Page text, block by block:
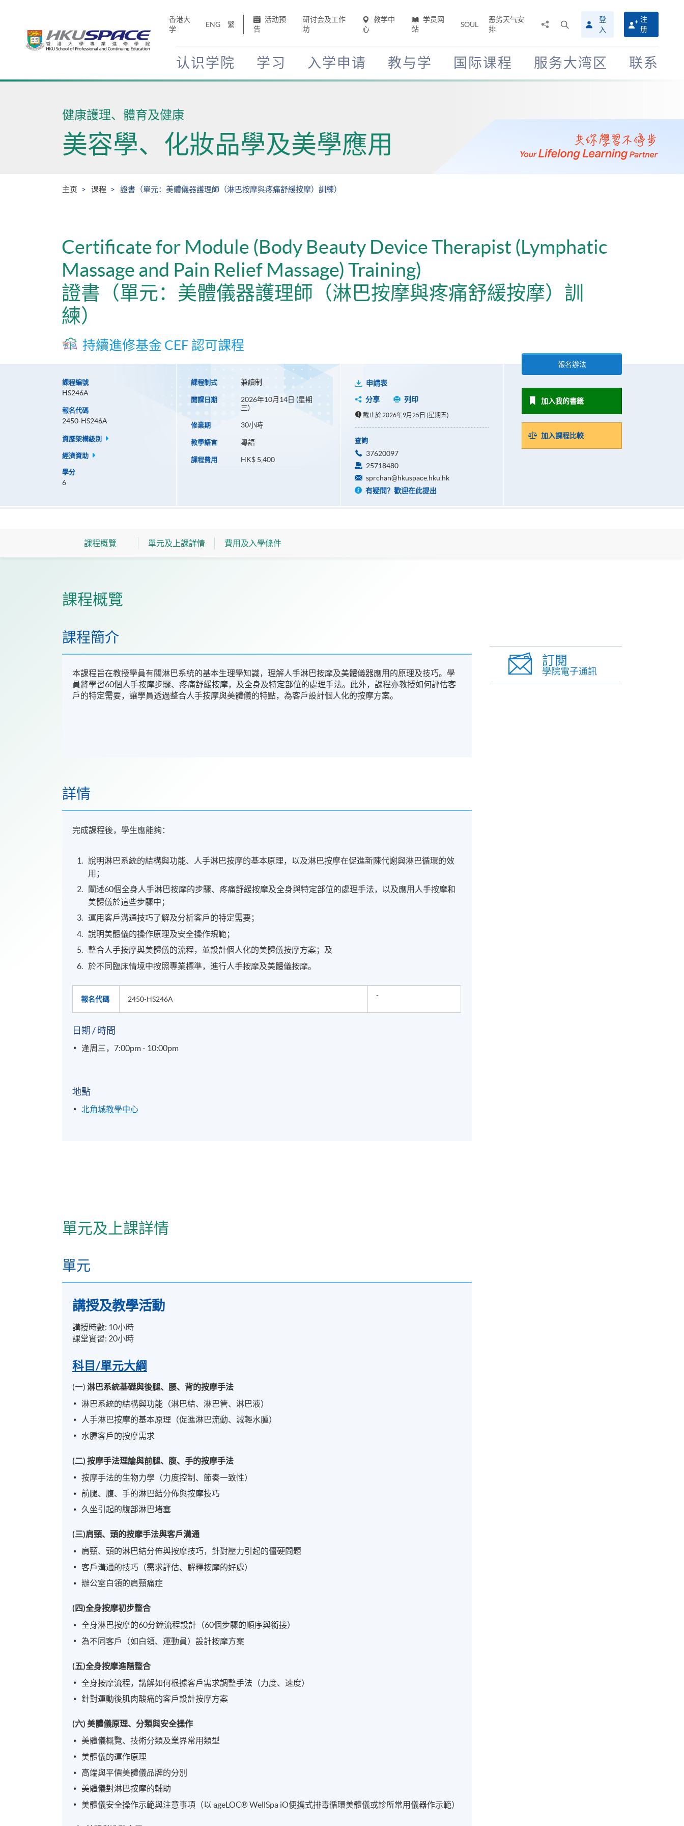
香港大
学
ENG 繁
活动预
告
研讨会及工作
坊
教学中
心
学员网
站
SOUL
恶劣天气安
排
搜
寻
介
面
登
入
注
册
认识学院 学习 入学申请 教与学 国际课程 服务大湾区 联系
Main
健康護理、體育及健康
美容學、化妝品學及美學應用
主页 课程 證書（單元：美體儀器護理師（淋巴按摩與疼痛舒緩按摩）訓練）
Certificate for Module (Body Beauty Device Therapist (Lymphatic
Massage and Pain Relief Massage) Training)
證書（單元：美體儀器護理師（淋巴按摩與疼痛舒緩按摩）訓
練）
持續進修基金 CEF 認可課程
課程編號
HS246A
報名代碼
2450-HS246A
資歷架構級別
經濟資助
學分
6
課程制式 兼讀制
開課日期
2026年10月14日 (星期
三)
修業期 30小時
教學語言 粵語
課程費用 HK$ 5,400
申請表
分享
列印
截止於 2026年9月25日 (星期五)
查詢
37620097
25718480
sprchan@hkuspace.hku.hk
有疑問？歡迎在此提出
報名辦法
加入我的書籤
加入課程比較
課程概覽 單元及上課詳情 費用及入學條件
課程概覽
課程簡介
本課程旨在教授學員有關淋巴系統的基本生理學知識，理解人手淋巴按摩及美體儀器應用的原理及技巧。學
員將學習60個人手按摩步驟、疼痛舒緩按摩，及全身及特定部位的處理手法。此外，課程亦教授如何評估客
戶的特定需要，讓學員透過整合人手按摩與美體儀的特點，為客戶設計個人化的按摩方案。
詳情
完成課程後，學生應能夠：
說明淋巴系統的結構與功能、人手淋巴按摩的基本原理，以及淋巴按摩在促進新陳代謝與淋巴循環的效
用；
闡述60個全身人手淋巴按摩的步驟、疼痛舒緩按摩及全身與特定部位的處理手法，以及應用人手按摩和
美體儀於這些步驟中；
運用客戶溝通技巧了解及分析客戶的特定需要；
說明美體儀的操作原理及安全操作規範；
整合人手按摩與美體儀的流程，並設計個人化的美體儀按摩方案；及
於不同臨床情境中按照專業標準，進行人手按摩及美體儀按摩。
報名代碼 2450-HS246A -
日期 / 時間
逢周三，7:00pm - 10:00pm
地點
北角城教學中心
單元及上課詳情
單元
講授及教學活動
講授時數: 10小時
課堂實習: 20小時
科目/單元大綱
(一)淋巴系統基礎與後腿、腰、背的按摩手法
淋巴系統的結構與功能（淋巴結、淋巴管、淋巴液）
人手淋巴按摩的基本原理（促進淋巴流動、減輕水腫）
水腫客戶的按摩需求
(二) 按摩手法理論與前腿、腹、手的按摩手法
按摩手法的生物力學（力度控制、節奏一致性）
前腿、腹、手的淋巴結分佈與按摩技巧
久坐引起的腹部淋巴堵塞
(三)肩頸、頭的按摩手法與客戶溝通
肩頸、頭的淋巴結分佈與按摩技巧，針對壓力引起的僵硬問題
客戶溝通的技巧（需求評估、解釋按摩的好處）
辦公室白領的肩頸痛症
(四)全身按摩初步整合
全身淋巴按摩的60分鐘流程設計（60個步驟的順序與銜接）
為不同客戶（如白領、運動員）設計按摩方案
(五)全身按摩進階整合
全身按摩流程，講解如何根據客戶需求調整手法（力度、速度）
針對運動後肌肉酸痛的客戶設計按摩方案
(六) 美體儀原理、分類與安全操作
美體儀概覽、技術分類及業界常用類型
美體儀的運作原理
高端與平價美體儀品牌的分別
美體儀對淋巴按摩的輔助
美體儀安全操作示範與注意事項（以 ageLOC® WellSpa iO便攜式排毒循環美體儀或診所常用儀器作示範）
訂閱
學院電子通訊